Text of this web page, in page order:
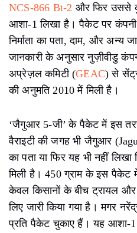
NCS-866 Bt-2 और फिर उससे
आशा-1 लिखा है। पैकेट पर
निर्माता का पता, दाम, और अन्य
जानकारी के अनुसार नुज़ीवीडु
अप्रेज़ल कमिटी (GEAC) से
की अनुमति 2010 में मिली है।
‘जैगुआर 5-जी’ के पैकेट में इस तरह
वैराइटी की जगह भी जैगुआर
का पता या फिर यह भी नहीं
मिली है। 450 ग्राम के इस
केवल किसानों के बीच ट्रायल
लिए जारी किया गया है। मगर
प्रति पैकेट चुकाए हैं। यह